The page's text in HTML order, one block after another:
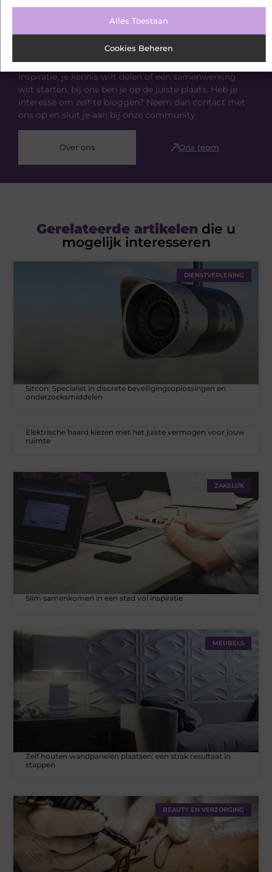
Alles Toestaan
Cookies Beheren
Seedsearchservice.nl
Ivonnedekoning.nl is dé plek voor algemene blogs over
diverse onderwerpen. Of je nu op zoek bent naar
inspiratie, je kennis wilt delen of een samenwerking
wilt starten, bij ons ben je op de juiste plaats. Heb je
interesse om zelf te bloggen? Neem dan contact met
ons op en sluit je aan bij onze community.
Over ons Ons team
Gerelateerde artikelen die u
mogelijk interesseren
DIENSTVERLENING
Sitcon: Specialist in discrete beveiligingsoplossingen en
onderzoeksmiddelen
Elektrische haard kiezen met het juiste vermogen voor jouw
ruimte
ZAKELIJK
Slim samenkomen in een stad vol inspiratie
MEUBELS
Zelf houten wandpanelen plaatsen: een strak resultaat in
stappen
BEAUTY EN VERZORGING